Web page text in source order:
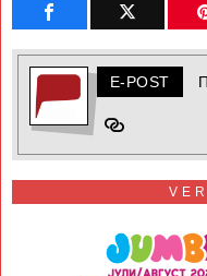
E-POST